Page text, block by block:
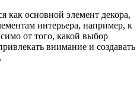
как основной элемент декора,
интерьера, например, к
от того, какой выбор
внимание и создавать